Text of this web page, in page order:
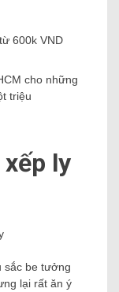
600k VND
cho những
triệu
ly
sắc be tưởng
lại rất ăn ý